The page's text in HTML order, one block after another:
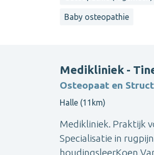
Baby osteopathie
Medikliniek -
Osteopaat en
Halle (11km)
Medikliniek. Praktijk
Specialisatie in
houdingsleerKoen